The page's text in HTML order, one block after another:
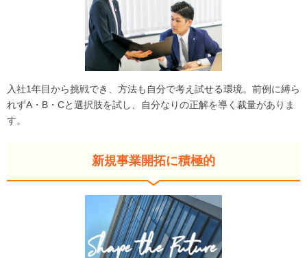
入社1年目から挑戦でき、方法も自分で考え試せる環境。前例に縛ら
れずA・B・Cと選択肢を試し、自分なりの正解を導く裁量がありま
す。
新規事業開拓に積極的